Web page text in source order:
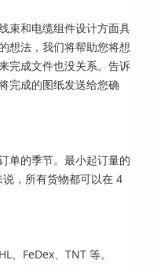
束和电缆组件设计方面具
想法，我们将帮助您将想
完成文件也没关系。告诉
完成的图纸发送给您确
单的季节。最小起订量的
，所有货物都可以在 4
、FeDex、TNT 等。